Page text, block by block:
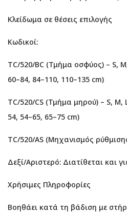
Κλείδωμα σε θέσεις επιλογής
Κωδικοί:
TC/520/BC (Τμήμα οσφύος) – S,
60–84, 84–110, 110–135 cm)
TC/520/CS (Τμήμα μηρού) – S, M,
54, 54–65, 65–75 cm)
TC/520/AS (Μηχανισμός
Δεξί/Αριστερό: Διατίθεται και
Χρήσιμες Πληροφορίες
Βοηθάει κατά τη βάδιση με